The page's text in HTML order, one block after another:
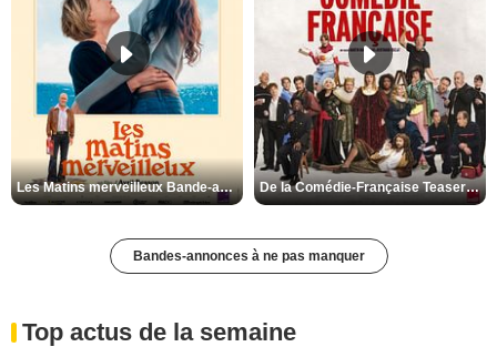
Les Matins merveilleux Bande-annonce VF De la Comédie-Française Teaser VF
Bandes-annonces à ne pas manquer
Top actus de la semaine